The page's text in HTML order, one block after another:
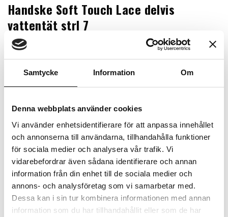
Samtycke Information Om
Denna webbplats använder cookies
Vi använder enhetsidentifierare för att anpassa innehållet
och annonserna till användarna, tillhandahålla funktioner
för sociala medier och analysera vår trafik. Vi
vidarebefordrar även sådana identifierare och annan
information från din enhet till de sociala medier och
annons- och analysföretag som vi samarbetar med.
Dessa kan i sin tur kombinera informationen med annan
information som du har tillhandahållit eller som de har
Handske Soft Touch Lace delvis
vattentät strl 7
Stickad handske i bambu/polyester, doppad i nitril i
Artikelnr: SF-AD98-07
Finns i lager (10 st)
Inkl. moms: 25 kr
Lägg i varukorgen